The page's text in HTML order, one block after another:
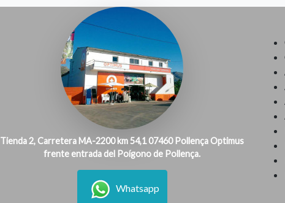
Tienda 2, Carretera MA-2200 km 54,1 07460 Pollença Optimus
frente entrada del Poígono de Pollença.
Whatsapp